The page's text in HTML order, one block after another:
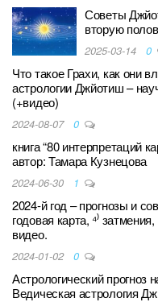
Советы
вторую
2025-03-14 0
Что такое Грахи, как они
астрологии Джйотиш –
(+видео)
2024-08-07 0
книга “80 интерпретаций
автор: Тамара Кузнецова
2024-06-30 1
2024-й год – прогнозы и
годовая карта, ⁴⁾
видео.
2024-01-02 0
Астрологический
Ведическая астрология